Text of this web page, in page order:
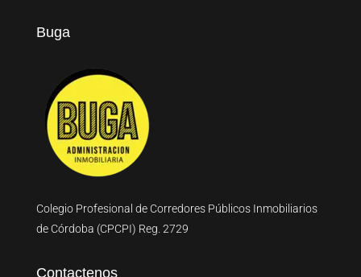
Buga
Colegio Profesional de Corredores Públicos Inmobiliarios
de Córdoba (CPCPI) Reg. 2729
Contactenos